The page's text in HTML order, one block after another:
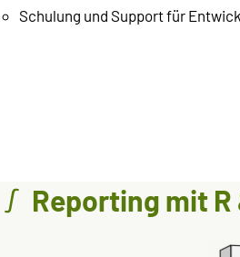
Schulung und Support für
Reporting mit R